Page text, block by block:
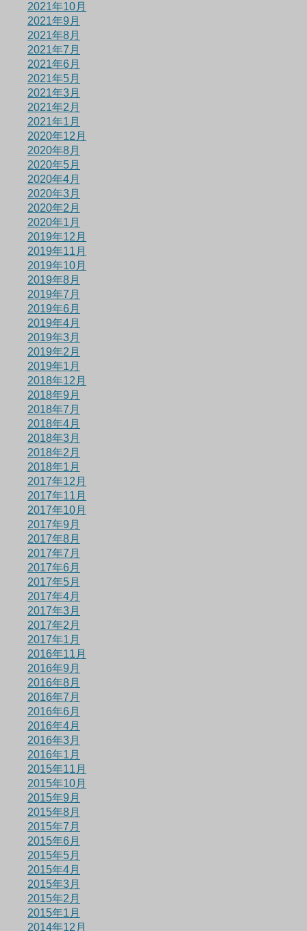
2021年10月
2021年9月
2021年8月
2021年7月
2021年6月
2021年5月
2021年3月
2021年2月
2021年1月
2020年12月
2020年8月
2020年5月
2020年4月
2020年3月
2020年2月
2020年1月
2019年12月
2019年11月
2019年10月
2019年8月
2019年7月
2019年6月
2019年4月
2019年3月
2019年2月
2019年1月
2018年12月
2018年9月
2018年7月
2018年4月
2018年3月
2018年2月
2018年1月
2017年12月
2017年11月
2017年10月
2017年9月
2017年8月
2017年7月
2017年6月
2017年5月
2017年4月
2017年3月
2017年2月
2017年1月
2016年11月
2016年9月
2016年8月
2016年7月
2016年6月
2016年4月
2016年3月
2016年1月
2015年11月
2015年10月
2015年9月
2015年8月
2015年7月
2015年6月
2015年5月
2015年4月
2015年3月
2015年2月
2015年1月
2014年12月